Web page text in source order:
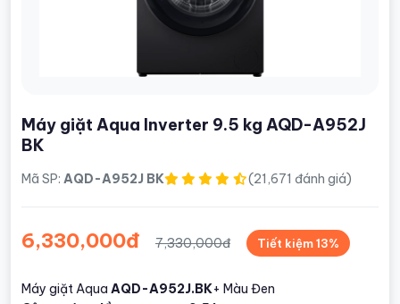
Máy giặt Aqua Inverter 9.5 kg AQD-A952J
BK
Mã SP: AQD-A952J BK (21,671 đánh giá)
6,330,000đ 7,330,000đ Tiết kiệm 13%
Máy giặt Aqua AQD-A952J.BK+ Màu Đen